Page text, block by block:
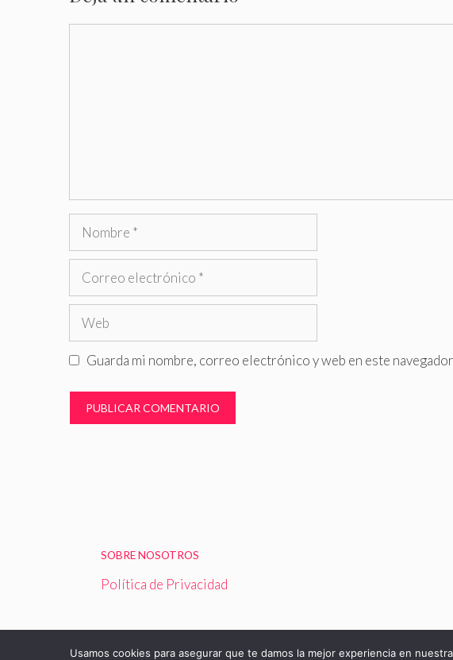
Nombre
Correo
Web
Guarda mi nombre, correo electrónico y web en este
SOBRE NOSOTROS
Política de Privacidad
Usamos cookies para asegurar que te damos la mejor experiencia en